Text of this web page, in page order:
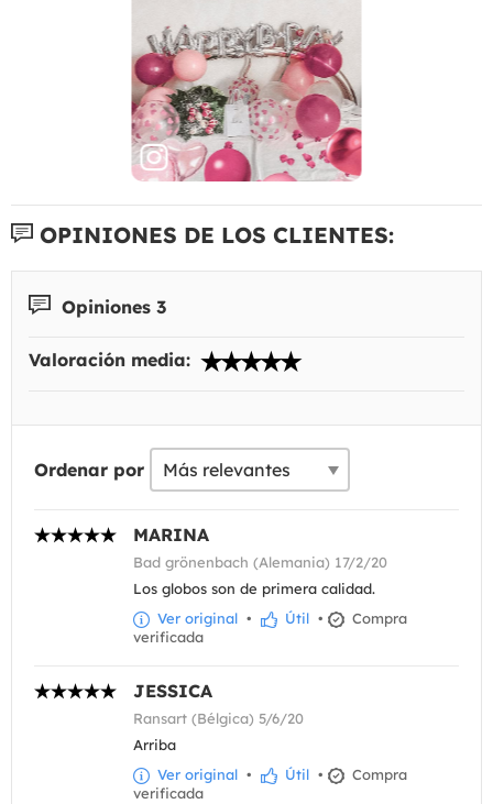
OPINIONES DE LOS CLIENTES:
Opiniones 3
Valoración media:
Ordenar por
MARINA
Bad grönenbach (Alemania) 17/2/20
Los globos son de primera calidad.
Ver original • Útil •
Compra
verificada
JESSICA
Ransart (Bélgica) 5/6/20
Arriba
Ver original • Útil •
Compra
verificada